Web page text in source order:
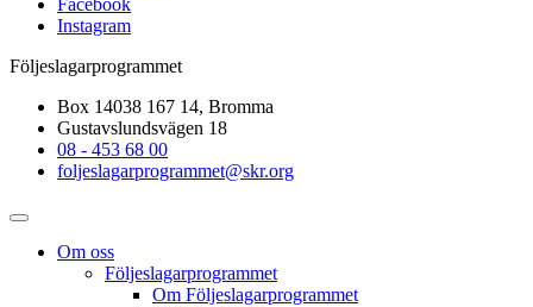
Instagram
Följeslagarprogrammet
Box 14038 167 14, Bromma
Gustavslundsvägen 18
08 - 453 68 00
foljeslagarprogrammet@skr.org
Om oss
Följeslagarprogrammet
Om Följeslagarprogrammet